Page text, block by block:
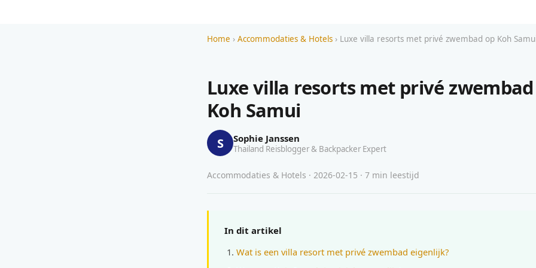
Home › Accommodaties & Hotels › Luxe villa resorts met privé zwembad op Koh
Luxe villa resorts met privé
Koh Samui
S Sophie Janssen
Thailand Reisblogger & Backpacker Expert
Accommodaties & Hotels · 2026-02-15 · 7 min leestijd
In dit artikel
Wat is een villa resort met privé zwembad eigenlijk?